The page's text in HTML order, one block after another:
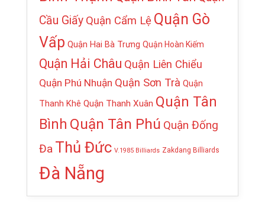
Cầu Giấy Quận Cẩm Lệ Quận Gò
Vấp Quận Hai Bà Trưng Quận Hoàn Kiếm
Quận Hải Châu Quận Liên Chiểu
Quận Phú Nhuận Quận Sơn Trà Quận
Thanh Khê Quận Thanh Xuân Quận Tân
Bình Quận Tân Phú Quận Đống
Đa Thủ Đức V.1985 Billiards Zakdang Billiards
Đà Nẵng